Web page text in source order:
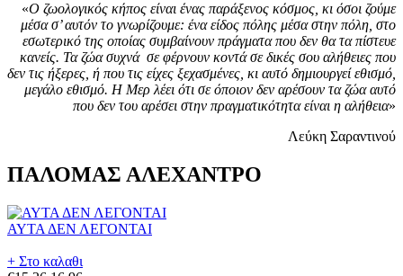
«Ο ζωολογικός κήπος είναι ένας παράξενος κόσμος, κι όσοι ζούμε
μέσα σ’ αυτόν το γνωρίζουμε: ένα είδος πόλης μέσα στην πόλη, στο
εσωτερικό της οποίας συμβαίνουν πράγματα που δεν θα τα πίστευε
κανείς. Τα ζώα συχνά σε φέρνουν κοντά σε δικές σου αλήθειες που
δεν τις ήξερες, ή που τις είχες ξεχασμένες, κι αυτό δημιουργεί εθισμό,
μεγάλο εθισμό. Η Μερ λέει ότι σε όποιον δεν αρέσουν τα ζώα αυτό
που δεν του αρέσει στην πραγματικότητα είναι η αλήθεια»
Λεύκη Σαραντινού
ΠΑΛΟΜΑΣ ΑΛΕΧΑΝΤΡΟ
ΑΥΤΑ ΔΕΝ ΛΕΓΟΝΤΑΙ
+ Στο καλαθι